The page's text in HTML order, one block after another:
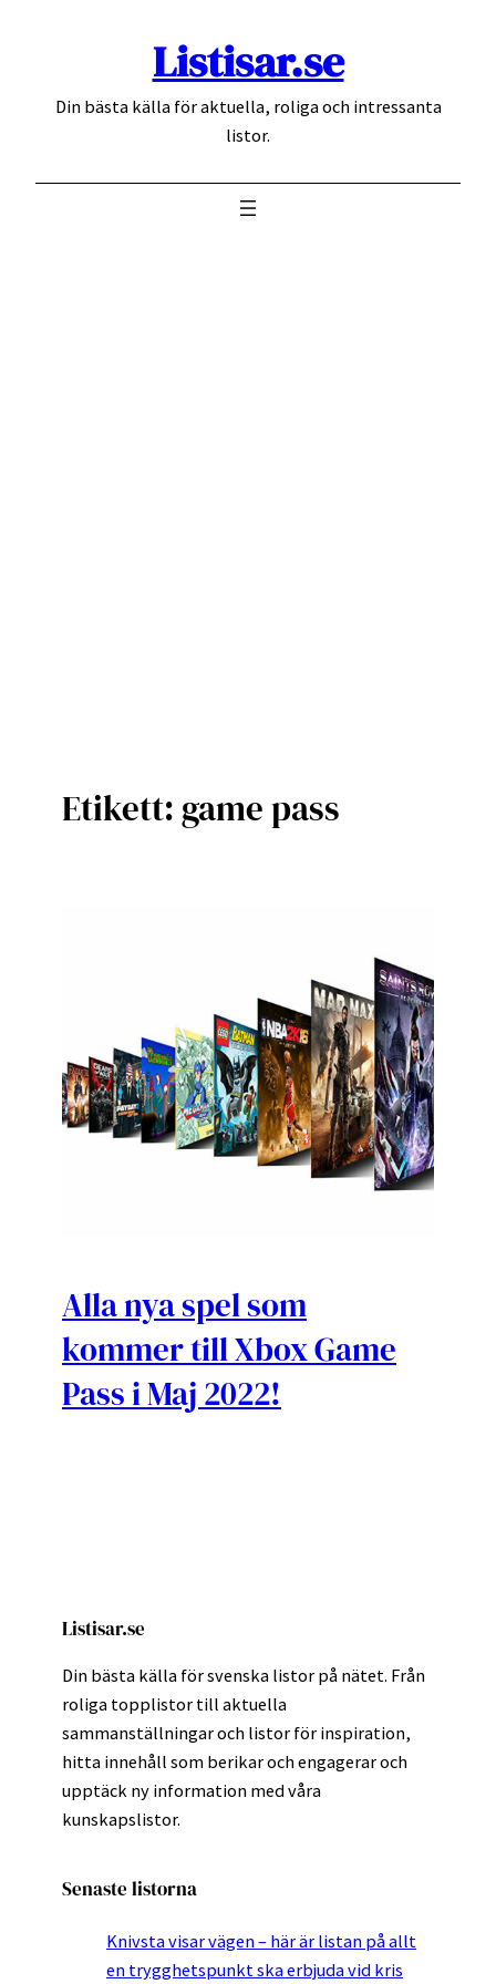
Listisar.se
Din bästa källa för aktuella, roliga och intressanta
listor.
Etikett: game pass
Alla nya spel som
kommer till Xbox Game
Pass i Maj 2022!
Listisar.se
Din bästa källa för svenska listor på nätet. Från
roliga topplistor till aktuella
sammanställningar och listor för inspiration,
hitta innehåll som berikar och engagerar och
upptäck ny information med våra
kunskapslistor.
Senaste listorna
Knivsta visar vägen – här är listan på allt
en trygghetspunkt ska erbjuda vid kris